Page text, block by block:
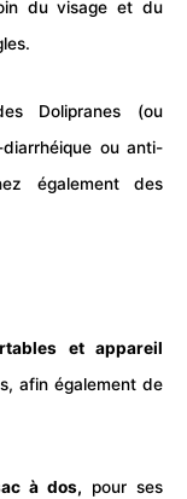
du visage et du
Dolipranes (ou
ou anti-
également des
et appareil
afin également de
à dos, pour ses